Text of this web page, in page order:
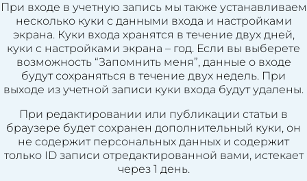
При входе в учетную запись мы также устанавливаем
несколько куки с данными входа и настройками
экрана. Куки входа хранятся в течение двух дней,
куки с настройками экрана – год. Если вы выберете
возможность “Запомнить меня”, данные о входе
будут сохраняться в течение двух недель. При
выходе из учетной записи куки входа будут удалены.
При редактировании или публикации статьи в
браузере будет сохранен дополнительный куки, он
не содержит персональных данных и содержит
только ID записи отредактированной вами, истекает
через 1 день.